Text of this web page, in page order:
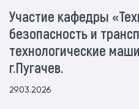
Участие кафедры
безопасность и
технологические
г.Пугачев.
29.03.2026